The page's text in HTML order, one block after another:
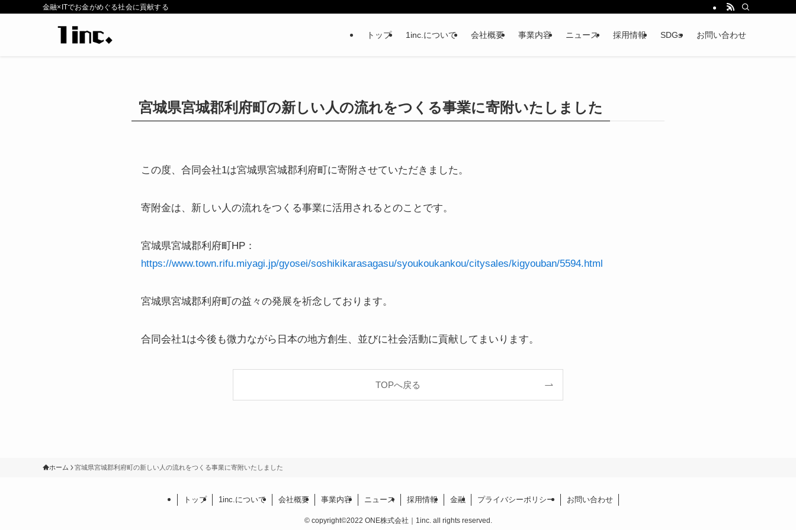
金融×ITでお金がめぐる社会に貢献する
トップ 1inc.について 会社概要 事業内容 ニュース 採用情報 SDGs お問い合わせ
宮城県宮城郡利府町の新しい人の流れをつくる事業に寄附いたしました
この度、合同会社1は宮城県宮城郡利府町に寄附させていただきました。
寄附金は、新しい人の流れをつくる事業に活用されるとのことです。
宮城県宮城郡利府町HP：
https://www.town.rifu.miyagi.jp/gyosei/soshikikarasagasu/syoukoukankou/citysales/kigyouban/5594.html
宮城県宮城郡利府町の益々の発展を祈念しております。
合同会社1は今後も微力ながら日本の地方創生、並びに社会活動に貢献してまいります。
TOPへ戻る
ホーム 宮城県宮城郡利府町の新しい人の流れをつくる事業に寄附いたしました
トップ 1inc.について 会社概要 事業内容 ニュース 採用情報 金融 プライバシーポリシー お問い合わせ
©copyright©2022 ONE株式会社｜1inc. all rights reserved.